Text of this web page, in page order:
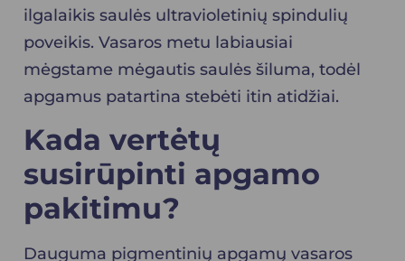
ilgalaikis saulės ultravioletinių spindulių
poveikis. Vasaros metu labiausiai
mėgstame mėgautis saulės šiluma, todėl
apgamus patartina stebėti itin atidžiai.
Kada vertėtų
susirūpinti apgamo
pakitimu?
Dauguma pigmentinių apgamų vasaros